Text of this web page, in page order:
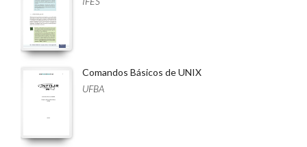
Comandos Básicos de UNIX
UFBA